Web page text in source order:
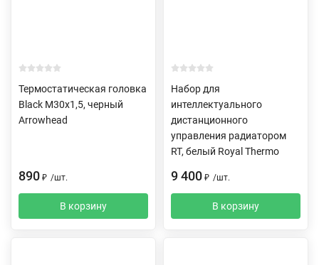
Термостатическая головка
Black M30х1,5, черный
Arrowhead
890 ₽ /шт.
В корзину
Набор для
интеллектуального
дистанционного
управления радиатором
RT, белый Royal Thermo
9 400 ₽ /шт.
В корзину